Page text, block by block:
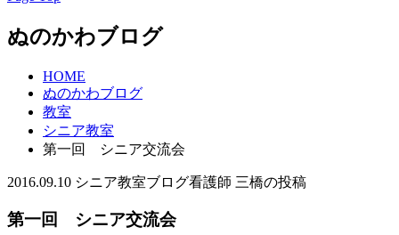
ぬのかわブログ
HOME
ぬのかわブログ
教室
シニア教室
第一回 シニア交流会
2016.09.10 シニア教室ブログ看護師 三橋の投稿
第一回 シニア交流会